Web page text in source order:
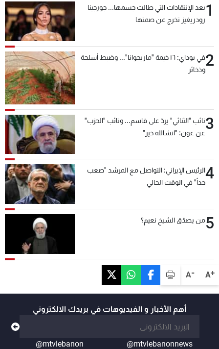
A+
A-
1بعد الإنتقادات التي طالت جسمها... جورجينا
رودريغيز تخرج عن صمتها
2
في بوداي: ١٦ خيمة "ماريجوانا"... وضبط أسلحة
وذخائر
3نائب "الثنائي" يردّ على قاسم... ونائب "الحزب"
عن عون: "انشالله خير"
4الرئيس الإيراني: التواصل مع المرشد "صعب
جداً" في الوقت الحالي
5من يصدّق الشيخ نعيم؟
أهم الأخبار و الفيديوهات في بريدك الالكتروني
@mtvlebanonnews
@mtvlebanon